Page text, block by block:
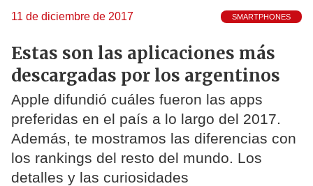
11 de diciembre de 2017 SMARTPHONES
Estas son las aplicaciones más
descargadas por los argentinos
Apple difundió cuáles fueron las apps
preferidas en el país a lo largo del 2017.
Además, te mostramos las diferencias con
los rankings del resto del mundo. Los
detalles y las curiosidades